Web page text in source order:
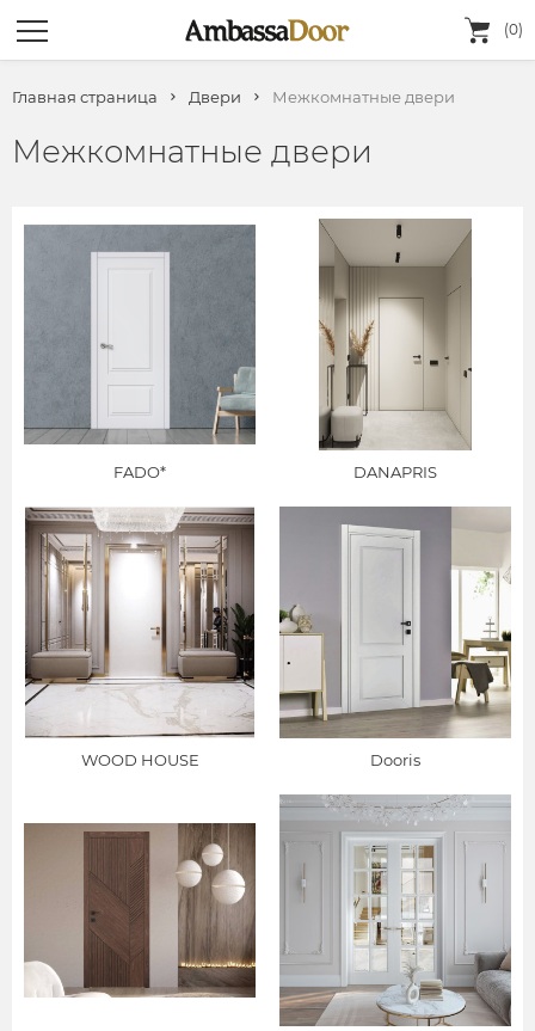
(0)
Главная страница Двери Межкомнатные двери
Межкомнатные двери
FADO* DANAPRIS
WOOD HOUSE Dooris